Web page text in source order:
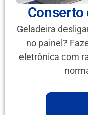
Conserto
Geladeira
no painel?
eletrônica com